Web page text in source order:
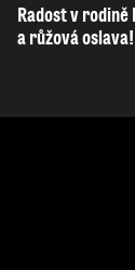
Radost v
a růžová oslava!